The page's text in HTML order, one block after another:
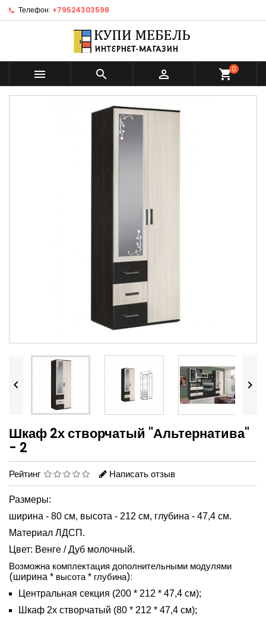
Телефон: +79524303598
   shopping_cart0
 
Шкаф 2х створчатый "Альтернатива"
- 2
Рейтинг Написать отзыв
Размеры:
ширина - 80 см, высота - 212 см, глубина - 47,4 см.
Материал ЛДСП.
Цвет: Венге / Дуб молочный.
Возможна комплектация дополнительными модулями
(ширина * высота * глубина):
Центральная секция (200 * 212 * 47,4 см);
Шкаф 2х створчатый (80 * 212 * 47,4 см);